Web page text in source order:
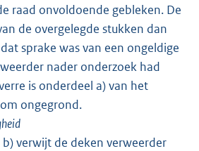
raad onvoldoende gebleken. De
de overgelegde stukken dan
sprake was van een ongeldige
nader onderzoek had
is onderdeel a) van het
ongegrond.
verwijt de deken verweerder